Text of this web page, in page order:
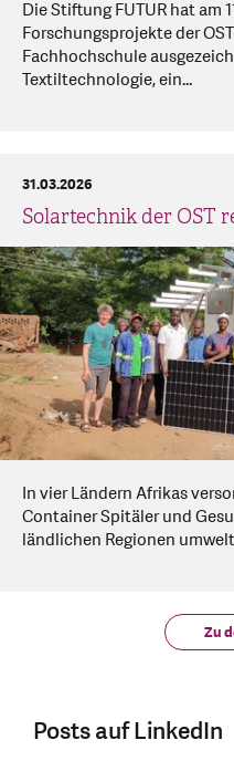
Die Stiftung FUTUR hat am
Forschungsprojekte der
Fachhochschule
Textiltechnologie, ein...
Solartechnik der OST
31.03.2026
In vier Ländern Afrikas
Container Spitäler und
ländlichen Regionen
Zu
Posts auf LinkedIn